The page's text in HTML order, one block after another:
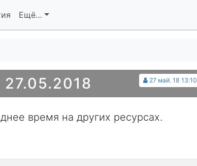
Ещё…
27 май. 18 13:10
время на других ресурсах.